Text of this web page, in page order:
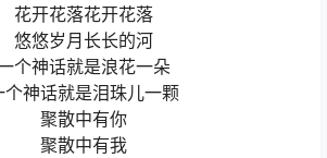
花开花落花开花落
悠悠岁月长长的河
个神话就是浪花一朵
个神话就是泪珠儿一颗
聚散中有你
聚散中有我